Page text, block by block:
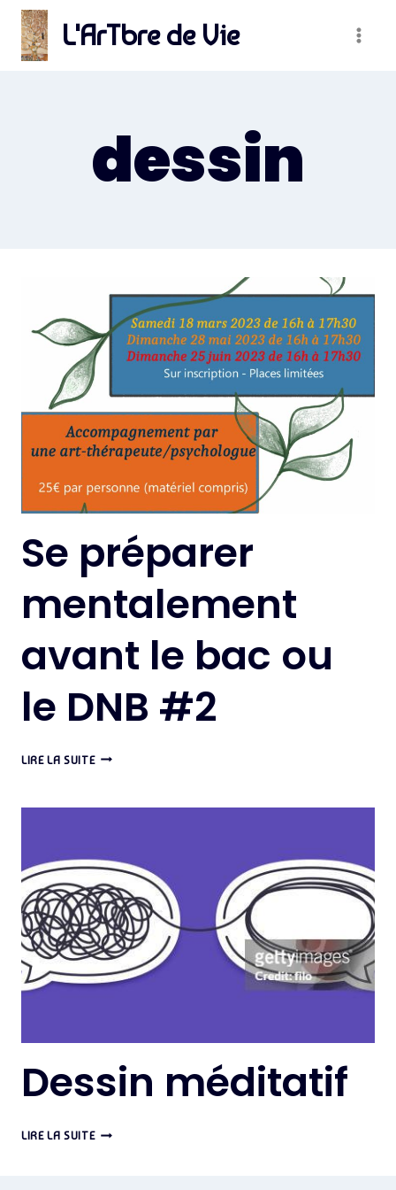
Skip
content
L'ArTbre de Vie
dessin
Se préparer
mentalement
avant le bac ou
le DNB #2
LIRE LA SUITESE
BAC
LE
DNB
#2
Dessin méditatif
LIRE LA SUITEDESSIN